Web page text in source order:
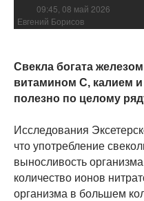
09:45, 08 май 2026
Евгений Борисов
Свекла богата
витамином С, калием
полезно по целому
Исследования
что употребление
выносливость
количество ионов
организма в большем